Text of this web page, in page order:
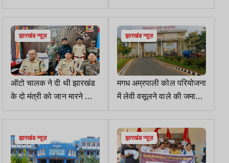
बच्चियां डूबीं, एक की मौत, एक
लापता, तीन को बचाया गया
का हुआ स्वागत
झारखंड न्यूज़
ऑटो चालक ने दी थी झारखंड
के दो मंत्री को जान मारने की
धमकी, पुलिस ने किया गिरफ्तार
झारखंड न्यूज़
मगध अम्रपाली कोल परियोजना
में लेवी वसूलने वाले की जमानत
याचिका खारिज
झारखंड न्यूज़ झारखंड न्यूज़